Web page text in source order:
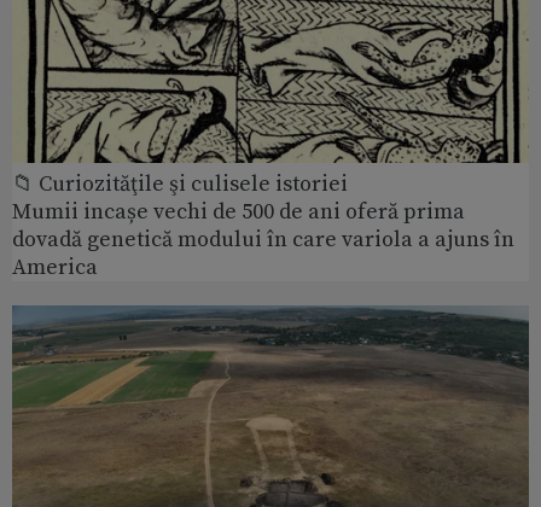
📁 Curiozităţile şi culisele istoriei
Mumii incașe vechi de 500 de ani oferă prima
dovadă genetică modului în care variola a ajuns în
America